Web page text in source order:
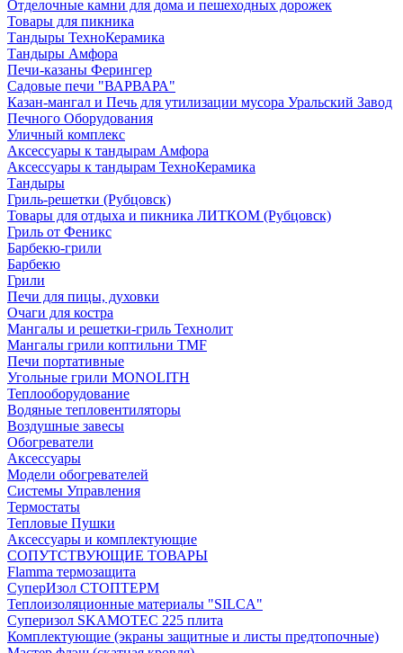
Отделочные камни для дома и пешеходных дорожек
Товары для пикника
Тандыры ТехноКерамика
Тандыры Амфора
Печи-казаны Ферингер
Садовые печи "ВАРВАРА"
Казан-мангал и Печь для утилизации мусора Уральский Завод
Печного Оборудования
Уличный комплекс
Аксессуары к тандырам Амфора
Аксессуары к тандырам ТехноКерамика
Тандыры
Гриль-решетки (Рубцовск)
Товары для отдыха и пикника ЛИТКОМ (Рубцовск)
Гриль от Феникс
Барбекю-грили
Барбекю
Грили
Печи для пицы, духовки
Очаги для костра
Мангалы и решетки-гриль Технолит
Мангалы грили коптильни TMF
Печи портативные
Угольные грили MONOLITH
Теплооборудование
Водяные тепловентиляторы
Воздушные завесы
Обогреватели
Аксессуары
Модели обогревателей
Системы Управления
Термостаты
Тепловые Пушки
Аксессуары и комплектующие
СОПУТСТВУЮЩИЕ ТОВАРЫ
Flamma термозащита
СуперИзол СТОПТЕРМ
Теплоизоляционные материалы "SILCA"
Суперизол SKAMOTEC 225 плита
Комплектующие (экраны защитные и листы предтопочные)